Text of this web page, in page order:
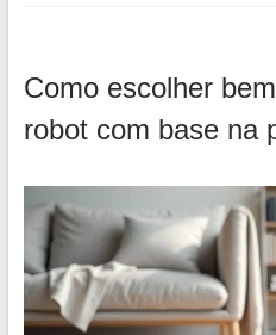
Como escolher
robot com base na